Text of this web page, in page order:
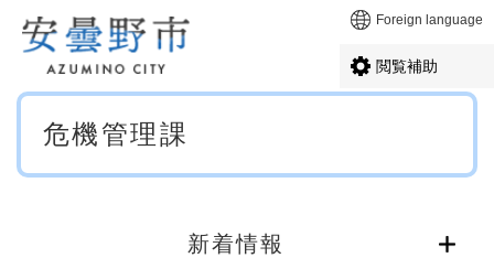
メニューを飛ばして本文へ Foreign language
閲覧補助
本
危機管理課
新着情報